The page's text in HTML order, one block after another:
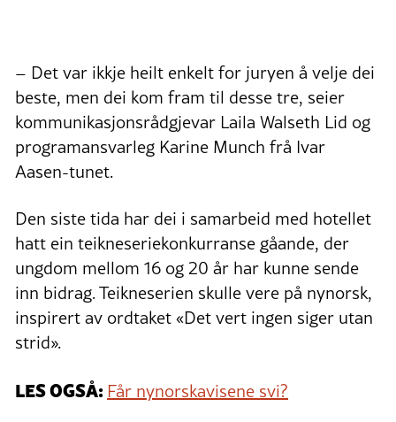
– Det var ikkje heilt enkelt for juryen å velje dei
beste, men dei kom fram til desse tre, seier
kommunikasjonsrådgjevar Laila Walseth Lid og
programansvarleg Karine Munch frå Ivar
Aasen-tunet.
Den siste tida har dei i samarbeid med hotellet
hatt ein teikneseriekonkurranse gåande, der
ungdom mellom 16 og 20 år har kunne sende
inn bidrag. Teikneserien skulle vere på nynorsk,
inspirert av ordtaket «Det vert ingen siger utan
strid».
LES OGSÅ: Får nynorskavisene svi?